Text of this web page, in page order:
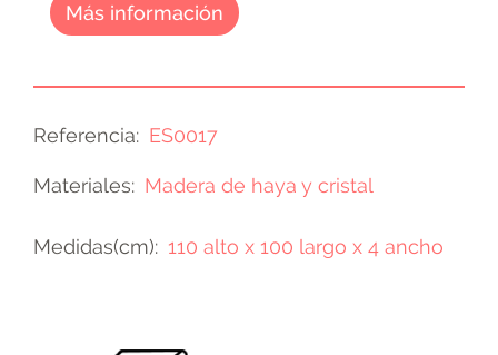
Más información
Referencia ES0017
Materiales Madera de haya y cristal
Medidas(cm) 110 alto x 100 largo x 4 ancho